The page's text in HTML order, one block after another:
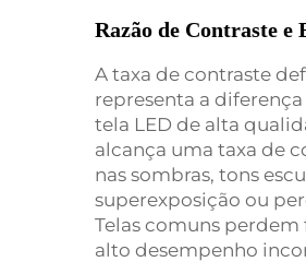
Razão de Contraste e
A taxa de contraste
representa a
tela LED de alta
alcança uma taxa de
nas sombras, tons
superexposição ou
Telas comuns perdem
alto desempenho